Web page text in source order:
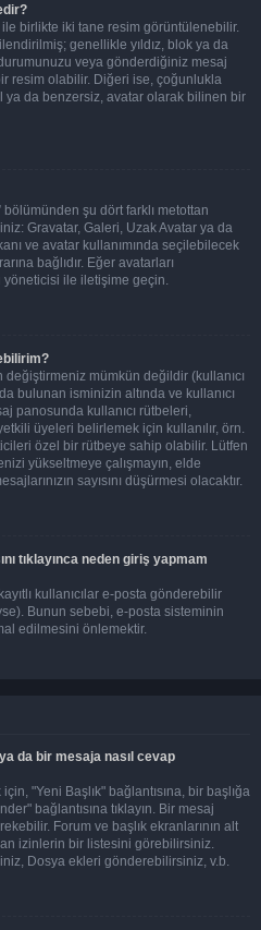
ile birlikte iki tane resim görüntülenebilir.
genellikle yıldız, blok ya da
veya gönderdiğiniz mesaj
resim olabilir. Diğeri ise, çoğunlukla
ya da benzersiz, avatar olarak bilinen bir
bölümünden şu dört farklı metottan
Gravatar, Galeri, Uzak Avatar ya da
ve avatar kullanımında seçilebilecek
bağlıdır. Eğer avatarları
yöneticisi ile iletişime geçin.
mümkün değildir (kullanıcı
bulunan isminizin altında ve kullanıcı
panosunda kullanıcı rütbeleri,
üyeleri belirlemek için kullanılır, örn.
özel bir rütbeye sahip olabilir. Lütfen
yükseltmeye çalışmayın, elde
sayısını düşürmesi olacaktır.
tıklayınca neden giriş yapmam
kullanıcılar e-posta gönderebilir
Bunun sebebi, e-posta sisteminin
edilmesini önlemektir.
da bir mesaja nasıl cevap
"Yeni Başlık" bağlantısına, bir başlığa
bağlantısına tıklayın. Bir mesaj
Forum ve başlık ekranlarının alt
izinlerin bir listesini görebilirsiniz.
Dosya ekleri gönderebilirsiniz, v.b.